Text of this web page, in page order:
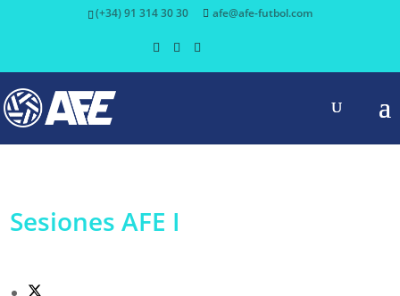
(+34) 91 314 30 30 afe@afe-futbol.com
Sesiones AFE I